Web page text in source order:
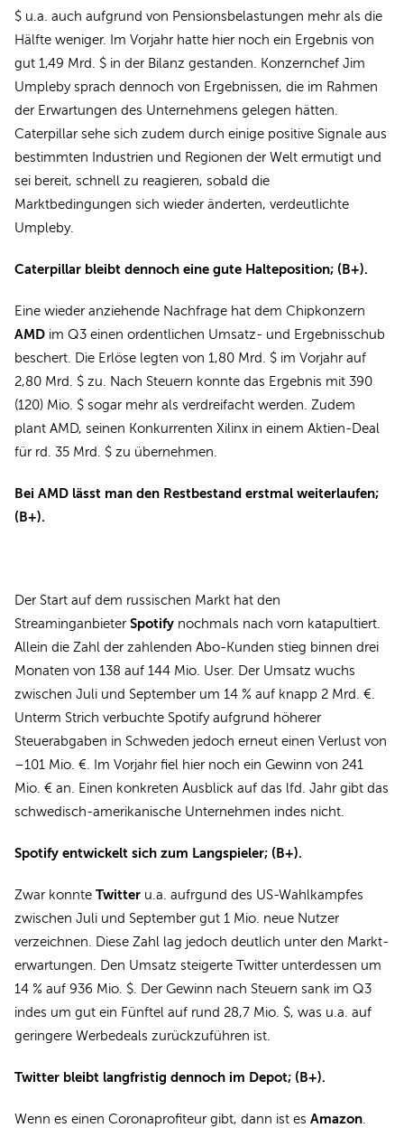
$ u.a. auch aufgrund von Pensionsbelastungen mehr als die
Hälfte weniger. Im Vorjahr hatte hier noch ein Ergebnis von
gut 1,49 Mrd. $ in der Bilanz gestanden. Konzernchef Jim
Umpleby sprach dennoch von Ergebnissen, die im Rahmen
der Erwartungen des Unternehmens gelegen hätten.
Caterpillar sehe sich zudem durch einige positive Signale aus
bestimmten Industrien und Regionen der Welt ermutigt und
sei bereit, schnell zu reagieren, sobald die
Marktbedingungen sich wieder änderten, verdeutlichte
Umpleby.
Caterpillar bleibt dennoch eine gute Halteposition; (B+).
Eine wieder anziehende Nachfrage hat dem Chipkonzern
AMD im Q3 einen ordentlichen Umsatz- und Ergebnisschub
beschert. Die Erlöse legten von 1,80 Mrd. $ im Vorjahr auf
2,80 Mrd. $ zu. Nach Steuern konnte das Ergebnis mit 390
(120) Mio. $ sogar mehr als verdreifacht werden. Zudem
plant AMD, seinen Konkurrenten Xilinx in einem Aktien-Deal
für rd. 35 Mrd. $ zu übernehmen.
Bei AMD lässt man den Restbestand erstmal weiterlaufen;
(B+).
Der Start auf dem russischen Markt hat den
Streaminganbieter Spotify nochmals nach vorn katapultiert.
Allein die Zahl der zahlenden Abo-Kunden stieg binnen drei
Monaten von 138 auf 144 Mio. User. Der Umsatz wuchs
zwischen Juli und September um 14 % auf knapp 2 Mrd. €.
Unterm Strich verbuchte Spotify aufgrund höherer
Steuerabgaben in Schweden jedoch erneut einen Verlust von
–101 Mio. €. Im Vorjahr fiel hier noch ein Gewinn von 241
Mio. € an. Einen konkreten Ausblick auf das lfd. Jahr gibt das
schwedisch-amerikanische Unternehmen indes nicht.
Spotify entwickelt sich zum Langspieler; (B+).
Zwar konnte Twitter u.a. aufrgund des US-Wahlkampfes
zwischen Juli und September gut 1 Mio. neue Nutzer
verzeichnen. Diese Zahl lag jedoch deutlich unter den Markt-
erwartungen. Den Umsatz steigerte Twitter unterdessen um
14 % auf 936 Mio. $. Der Gewinn nach Steuern sank im Q3
indes um gut ein Fünftel auf rund 28,7 Mio. $, was u.a. auf
geringere Werbedeals zurückzuführen ist.
Twitter bleibt langfristig dennoch im Depot; (B+).
Wenn es einen Coronaprofiteur gibt, dann ist es Amazon